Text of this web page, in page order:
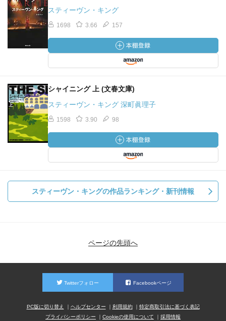
スティーヴン・キング
1698 3.66 157
シャイニング 上 (文春文庫)
スティーヴン・キング 深町眞理子
1598 3.90 98
スティーヴン・キングの作品ランキング・新刊情報
ページの先頭へ
Twitterフォロー Facebookページ
PC版に切り替え ヘルプセンター 利用規約
特定商取引法に基づく表記
プライバシーポリシー
Cookieの使用について 採用情報